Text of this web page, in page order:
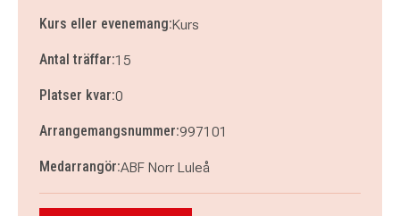
Kurs eller evenemang:Kurs
Antal träffar:15
Platser kvar:0
Arrangemangsnummer:997101
Medarrangör:ABF Norr Luleå